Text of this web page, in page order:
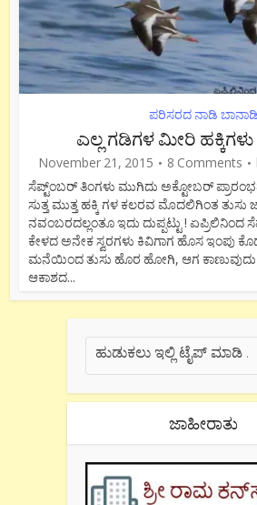
ಪರಿಸರದ ನಾಡಿ ಬಾನಾಡಿ
ಎಲ್ಲ ಗಡಿಗಳ ಮೀರಿ
November 21, 2015 8 Comments
ಸೆಪ್ಟ್ಂಬರ್ ತಿಂಗಳು ಮುಗಿದು ಅಕ್ಟೋಬರ್
ಸುತ್ತ ಮುತ್ತ ಹಕ್ಕಿ ಗಳ ಕಲರವ ಮೊದಲಿಗಿಂತ ತುಸು
ನವಂಬರದಲ್ಲಂತೂ ಇದು ದುಪ್ಪಟ್ಟು !
ಕೇಳದ ಅನೇಕ ಸ್ವರಗಳು ಕಿವಿಗಾಗ ಹೊಸ ಇಂಪು
ಮನೆಯಿಂದ ತುಸು ಹೊರ ಹೋಗಿ, ಆಗ ಕಾಣುವುದು
ಆಕಾಶದ...
ಜಾಹೀರಾತು